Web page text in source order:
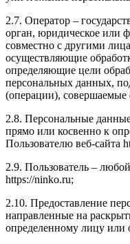
2.7. Оператор –
орган, юридическое или
совместно с другими
осуществляющие
определяющие цели
персональных данных,
(операции),
2.8. Персональные
прямо или косвенно к
Пользователю веб-сайта
2.9. Пользователь –
https://ninko.ru;
2.10. Предоставление
направленные на
определенному лицу или